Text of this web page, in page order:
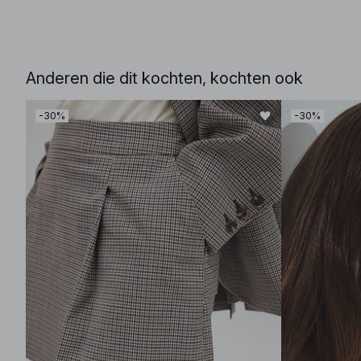
Anderen die dit kochten, kochten ook
-30% -30%